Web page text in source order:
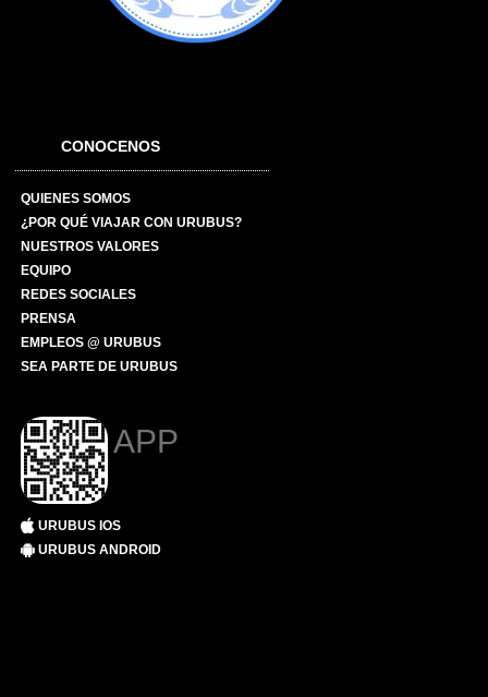
CONOCENOS
QUIENES SOMOS
¿POR QUÉ VIAJAR CON URUBUS?
NUESTROS VALORES
EQUIPO
REDES SOCIALES
PRENSA
EMPLEOS @ URUBUS
SEA PARTE DE URUBUS
APP
URUBUS IOS
URUBUS ANDROID